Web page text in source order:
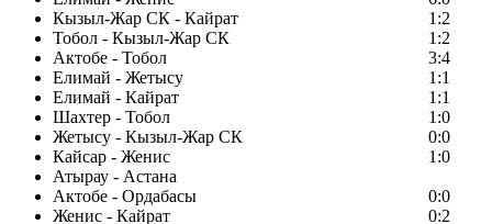
Кызыл-Жар СК - Кайрат
1:2
Тобол - Кызыл-Жар СК
1:2
Актобе - Тобол
3:4
Елимай - Жетысу
1:1
Елимай - Кайрат
1:1
Шахтер - Тобол
1:0
Жетысу - Кызыл-Жар СК
0:0
Кайсар - Женис
1:0
Атырау - Астана
Актобе - Ордабасы
0:0
Женис - Кайрат
0:2